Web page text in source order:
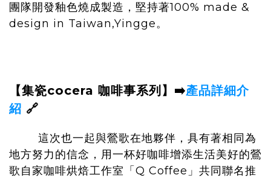
團隊開發釉色燒成製造，堅持著100% made &
design in Taiwan,Yingge。
【集瓷cocera 咖啡事系列】 ➡️產品詳細介
紹 🔗
這次也一起與鶯歌在地夥伴，具有著相同為
地方努力的信念，用一杯好咖啡增添生活美好的鶯
歌自家咖啡烘焙工作室「Q Coffee」共同聯名推